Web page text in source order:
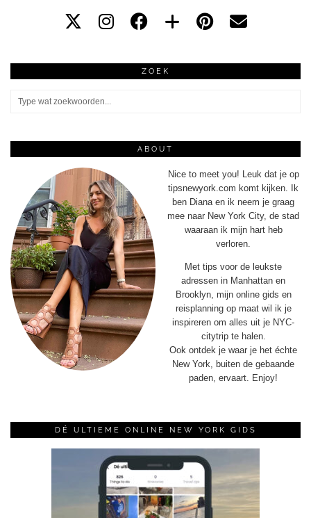
ZOEK
ABOUT
Nice to meet you! Leuk dat je op
tipsnewyork.com komt kijken. Ik
ben Diana en ik neem je graag
mee naar New York City, de stad
waaraan ik mijn hart heb
verloren.
Met tips voor de leukste
adressen in Manhattan en
Brooklyn, mijn online gids en
reisplanning op maat wil ik je
inspireren om alles uit je NYC-
citytrip te halen.
Ook ontdek je waar je het échte
New York, buiten de gebaande
paden, ervaart. Enjoy!
DÉ ULTIEME ONLINE NEW YORK GIDS